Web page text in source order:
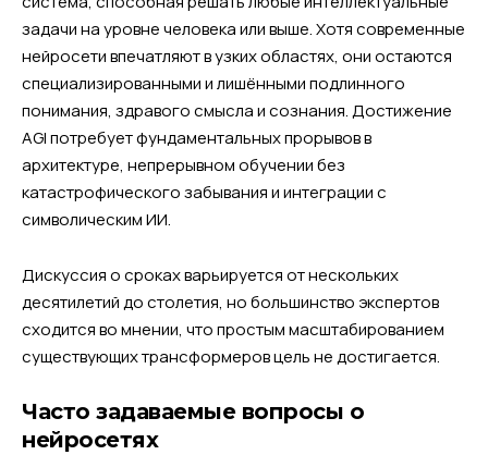
задачи на уровне человека или выше. Хотя современные
нейросети впечатляют в узких областях, они остаются
специализированными и лишёнными подлинного
понимания, здравого смысла и сознания. Достижение
AGI потребует фундаментальных прорывов в
архитектуре, непрерывном обучении без
катастрофического забывания и интеграции с
символическим ИИ.
Дискуссия о сроках варьируется от нескольких
десятилетий до столетия, но большинство экспертов
сходится во мнении, что простым масштабированием
существующих трансформеров цель не достигается.
Часто задаваемые вопросы о
нейросетях